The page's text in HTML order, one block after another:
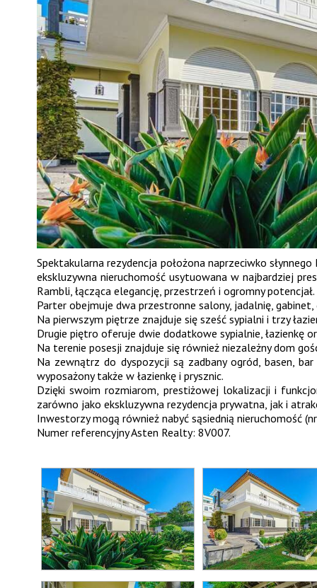
Spektakularna rezydencja położona naprzeciwko
ekskluzywna nieruchomość usytuowana w najbardziej
Rambli, łącząca elegancję, przestrzeń i ogromny potencjał.
Parter obejmuje dwa przestronne salony, jadalnię,
Na pierwszym piętrze znajduje się sześć sypialni i trzy
Drugie piętro oferuje dwie dodatkowe sypialnie, łazienkę
Na terenie posesji znajduje się również niezależny dom
Na zewnątrz do dyspozycji są zadbany ogród, basen,
wyposażony także w łazienkę i prysznic.
Dzięki swoim rozmiarom, prestiżowej lokalizacji i
zarówno jako ekskluzywna rezydencja prywatna, jak i
Inwestorzy mogą również nabyć sąsiednią nieruchomość
Numer referencyjny Asten Realty: 8V007.